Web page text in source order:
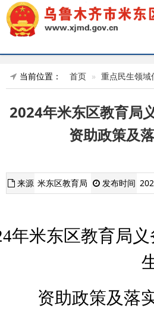
当前位置： 首页 重点民生领域
2024年米东区教育局
资助政策及
来源 米东区教育局 发布时间
年米东区教育局
资助政策及落